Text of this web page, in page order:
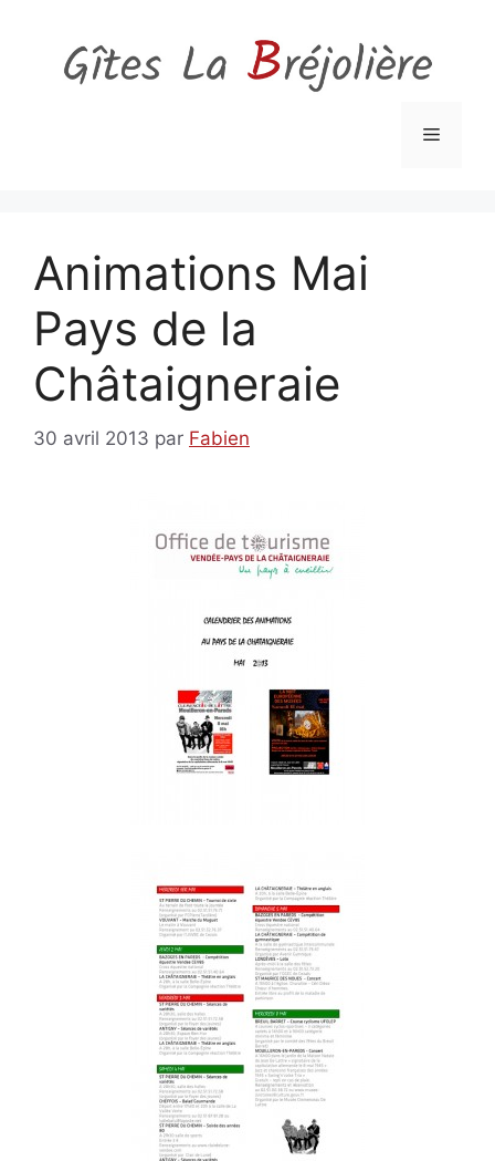
contenu
Menu
Animations Mai
Pays de la
Châtaigneraie
30 avril 2013 par Fabien